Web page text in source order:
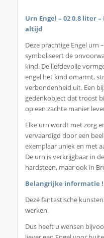
Urn Engel – 02 0.8 liter
altijd
Deze prachtige Engel urn
symboliseert de
kind. De liefdevolle
engel het kind omarmt,
verbondenheid uit. Een
gedenkobject dat troost
op een zachte manier
Elke urn wordt met zorg
vervaardigd door een
exemplaar uniek en met
De urn is verkrijgbaar in
hardsteen, maar ook in
Belangrijke informatie !
Deze fantastische
werken.
Dus heeft u wensen